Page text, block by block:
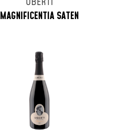
MAGNIFICENTIA SATEN